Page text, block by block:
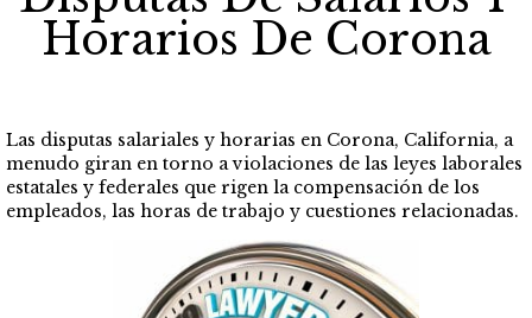
Horarios De Corona
Las disputas salariales y horarias en Corona, California, a
menudo giran en torno a violaciones de las leyes laborales
estatales y federales que rigen la compensación de los
empleados, las horas de trabajo y cuestiones relacionadas.